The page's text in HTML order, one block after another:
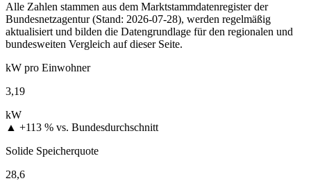
Alle Zahlen stammen aus dem Marktstammdatenregister der
Bundesnetzagentur (Stand: 2026-07-28), werden regelmäßig
aktualisiert und bilden die Datengrundlage für den regionalen und
bundesweiten Vergleich auf dieser Seite.
kW pro Einwohner
3,19
kW
▲ +113 % vs. Bundesdurchschnitt
Solide Speicherquote
28,6